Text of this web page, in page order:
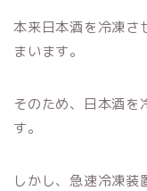
本来日本酒を冷凍さ
まいます。
そのため、日本酒を
す。
しかし、急速冷凍装